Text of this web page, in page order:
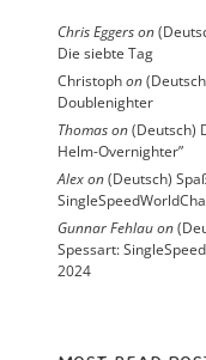
Chris Eggerson
Die siebte Tag
Christophon
Doublenighter
Thomason(Deutsch)
Helm-Overnighter”
Alexon(Deutsch)
Gunnar Fehlauon
Spessart:
2024